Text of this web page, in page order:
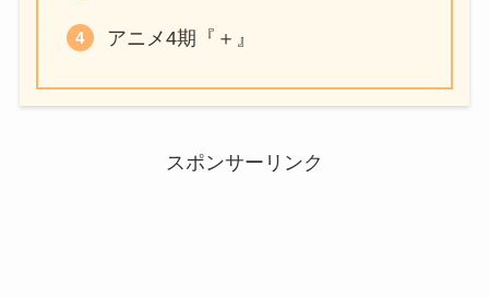
アニメ4期『＋』
スポンサーリンク